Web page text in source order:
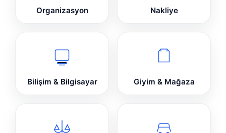
Organizasyon Nakliye
Bilişim & Bilgisayar Giyim & Mağaza